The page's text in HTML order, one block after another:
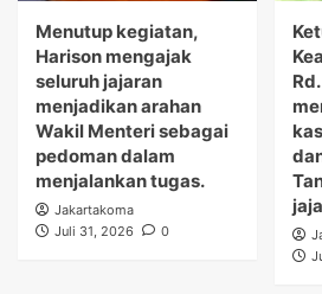
Menutup kegiatan,
Harison mengajak
seluruh jajaran
menjadikan arahan
Wakil Menteri sebagai
pedoman dalam
menjalankan tugas.
Jakartakoma
Juli 31, 2026
0